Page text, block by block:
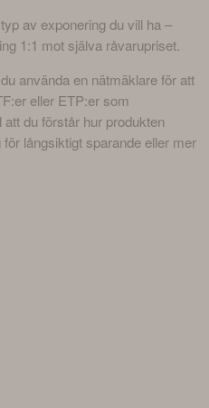
av exponering du vill ha –
1:1 mot själva råvarupriset.
använda en nätmäklare för att
eller ETP:er som
du förstår hur produkten
långsiktigt sparande eller mer